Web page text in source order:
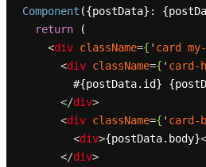
Component ({postData}:
return (
<div className={ ' card
<div className={ ' card-
</div>
<div className={ ' card-
<div>{postData.body}
</div>